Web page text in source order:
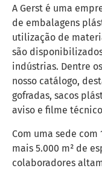
A Gerst é uma
de embalagens
utilização de
são
indústrias. Dentre
nosso catálogo,
gofradas, sacos
aviso e filme
Com uma sede
mais 5.000 m² de
colaboradores